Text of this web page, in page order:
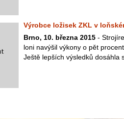
Výrobce ložisek ZKL v
Brno, 10. března 2015 -
loni navýšil výkony o pět
Ještě lepších výsledků dosáhla